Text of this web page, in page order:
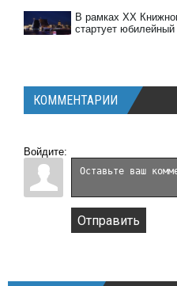
В рамках XX
стартует
КОММЕНТАРИИ
Войдите:
Отправить